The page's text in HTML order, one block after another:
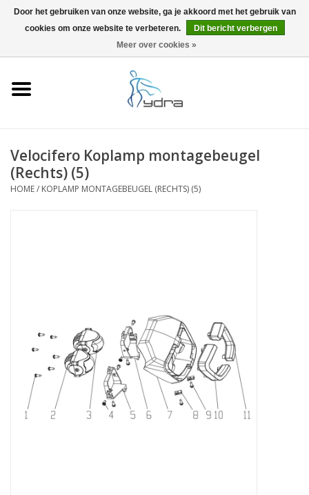
0 Artikelen - €0,00
Info
Velocifero Koplamp montagebeugel
(Rechts) (5)
HOME/ KOPLAMP MONTAGEBEUGEL (RECHTS) (5)
Door het gebruiken van onze website, ga je akkoord met het gebruik van
cookies om onze website te verbeteren.
Dit bericht verbergen
Meer over cookies »